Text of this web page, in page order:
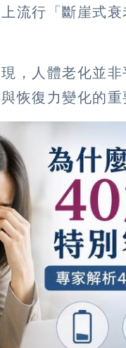
流行「斷崖式
，人體老化並
恢復力變化的重